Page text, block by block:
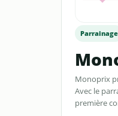
Parrainage
Monoprix
Avec le
première